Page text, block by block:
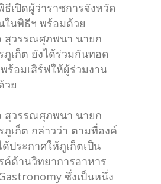
เปิดผู้ว่าราชการจังหวัด
ในพิธีฯ พร้อมด้วย
สุวรรณศุภพนา นายก
เก็ต ยังได้ร่วมกันทอด
ร้อมเสิร์ฟให้ผู้ร่วมงาน
วย
สุวรรณศุภพนา นายก
เก็ต กล่าวว่า ตามที่องค์
ประกาศให้ภูเก็ตเป็น
ค์ด้านวิทยาการอาหาร
ซึ่งเป็นหนึ่ง